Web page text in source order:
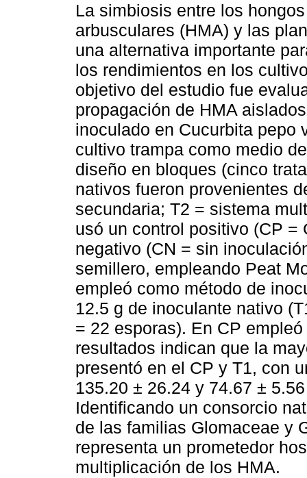
La simbiosis entre los
arbusculares (HMA) y las
una alternativa importante
los rendimientos en los
objetivo del estudio fue
propagación de HMA
inoculado en Cucurbita pepo
cultivo trampa como medio
diseño en bloques (cinco
nativos fueron provenientes
secundaria; T2 = sistema
usó un control positivo (CP
negativo (CN = sin
semillero, empleando Peat
empleó como método de
12.5 g de inoculante nativo
= 22 esporas). En CP
resultados indican que la
presentó en el CP y T1, con
135.20 ± 26.24 y 74.67 ±
Identificando un consorcio
de las familias Glomaceae y
representa un prometedor
multiplicación de los HMA.